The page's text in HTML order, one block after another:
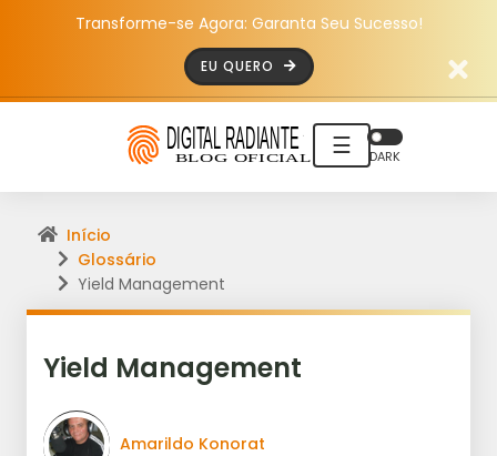
Transforme-se Agora: Garanta Seu Sucesso!
EU QUERO
☰ DARK
Início
Glossário
Yield Management
Yield Management
Amarildo Konorat